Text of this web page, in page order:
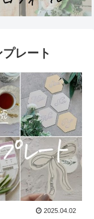
レート
2025.04.02